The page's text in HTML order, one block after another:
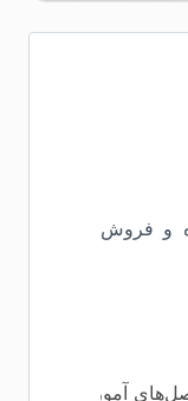
و فروش
آموزشی